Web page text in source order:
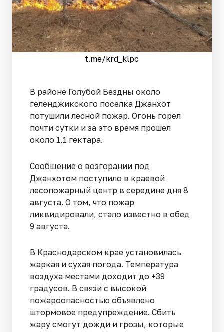
t.me/krd_klpc
В районе Голубой Бездны около
геленджикского поселка Джанхот
потушили лесной пожар. Огонь горел
почти сутки и за это время прошел
около 1,1 гектара.
Сообщение о возгорании под
Джанхотом поступило в краевой
лесопожарный центр в середине дня 8
августа. О том, что пожар
ликвидировали, стало известно в обед
9 августа.
В Краснодарском крае установилась
жаркая и сухая погода. Температура
воздуха местами доходит до +39
градусов. В связи с высокой
пожароопасностью объявлено
штормовое предупреждение. Сбить
жару смогут дожди и грозы, которые